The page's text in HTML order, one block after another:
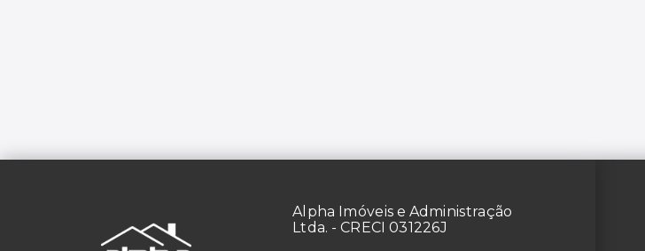
Alpha Imóveis e Administração
Ltda. - CRECI 031226J